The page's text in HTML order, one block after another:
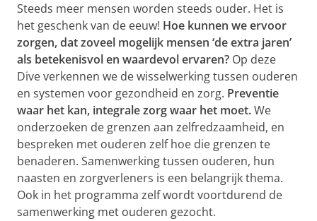
Steeds meer mensen worden steeds ouder. Het is
het geschenk van de eeuw! Hoe kunnen we ervoor
zorgen, dat zoveel mogelijk mensen ‘de extra jaren’
als betekenisvol en waardevol ervaren? Op deze
Dive verkennen we de wisselwerking tussen ouderen
en systemen voor gezondheid en zorg. Preventie
waar het kan, integrale zorg waar het moet.We
onderzoeken de grenzen aan zelfredzaamheid, en
bespreken met ouderen zelf hoe die grenzen te
benaderen. Samenwerking tussen ouderen, hun
naasten en zorgverleners is een belangrijk thema.
Ook in het programma zelf wordt voortdurend de
samenwerking met ouderen gezocht.